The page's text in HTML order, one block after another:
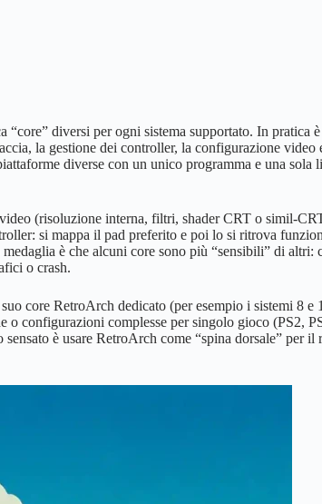
diversi per ogni sistema supportato. In pratica
la gestione dei controller, la configurazione video
diverse con un unico programma e una sola
(risoluzione interna, filtri, shader CRT o simil-
si mappa il pad preferito e poi lo si ritrova
è che alcuni core sono più “sensibili” di altri:
o crash.
core RetroArch dedicato (per esempio i sistemi 8 e
o configurazioni complesse per singolo gioco (PS2,
è usare RetroArch come “spina dorsale” per il